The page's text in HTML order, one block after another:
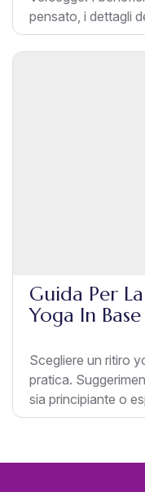
pensato, i dettagli
Guida Per
Yoga In
Scegliere un ritiro
pratica.
sia principiante o